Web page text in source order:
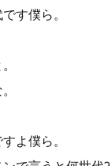
す僕ら。
よ僕ら。